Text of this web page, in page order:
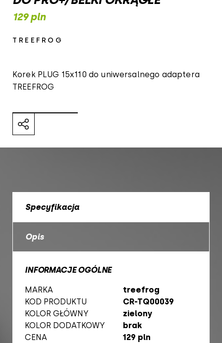
129 pln
TREEFROG
Korek PLUG 15x110 do uniwersalnego adaptera
TREEFROG
Specyfikacja
Opis
INFORMACJE OGÓLNE
MARKA
treefrog
KOD PRODUKTU
CR-TQ00039
KOLOR GŁÓWNY
zielony
KOLOR DODATKOWY
brak
CENA
129 pln